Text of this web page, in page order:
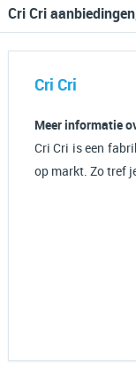
Cri Cri
Cri Cri
Meer informatie
Cri Cri is een
op markt. Zo tref